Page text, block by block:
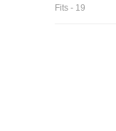
Fits - 19